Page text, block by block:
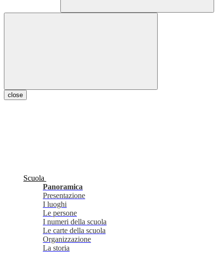
close
Scuola
Panoramica
Presentazione
I luoghi
Le persone
I numeri della scuola
Le carte della scuola
Organizzazione
La storia